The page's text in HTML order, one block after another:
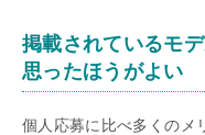
掲載されているモ
思ったほうがよい
個人応募に比べ多くのメ